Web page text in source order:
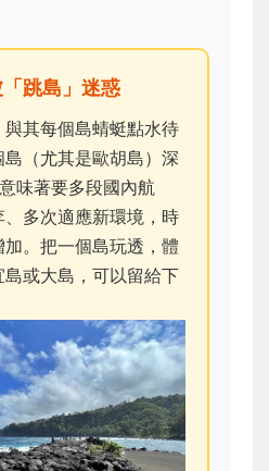
跳島」迷惑
其每個島蜻蜓點水待
（尤其是歐胡島）深
味著要多段國內航
多次適應新環境，時
。把一個島玩透，體
或大島，可以留給下